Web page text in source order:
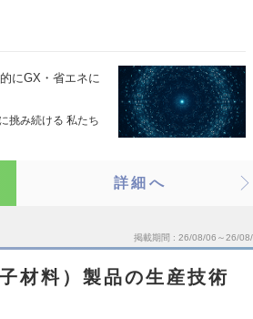
にGX・省エネに
挑み続ける 私たち
詳細へ
掲載期間 26/08/06～26/
材料）製品の生産技術